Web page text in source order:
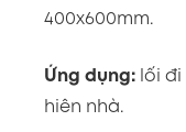
400x600mm.
Ứng dụng: lối
hiên nhà.